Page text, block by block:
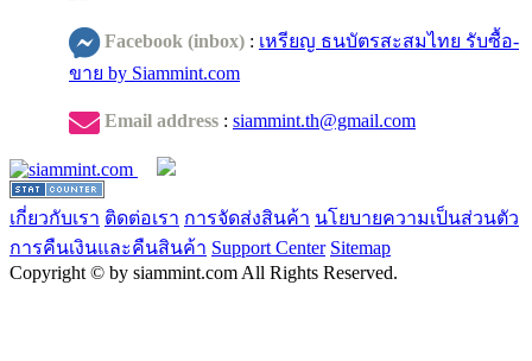
Facebook (inbox) : เหรียญ ธนบัตรสะสมไทย รับซื้อ-
ขาย by Siammint.com
Email address : siammint.th@gmail.com
เกี่ยวกับเรา ติดต่อเรา การจัดส่งสินค้า นโยบายความเป็นส่วนตัว
การคืนเงินและคืนสินค้า Support Center Sitemap
Copyright © by siammint.com All Rights Reserved.